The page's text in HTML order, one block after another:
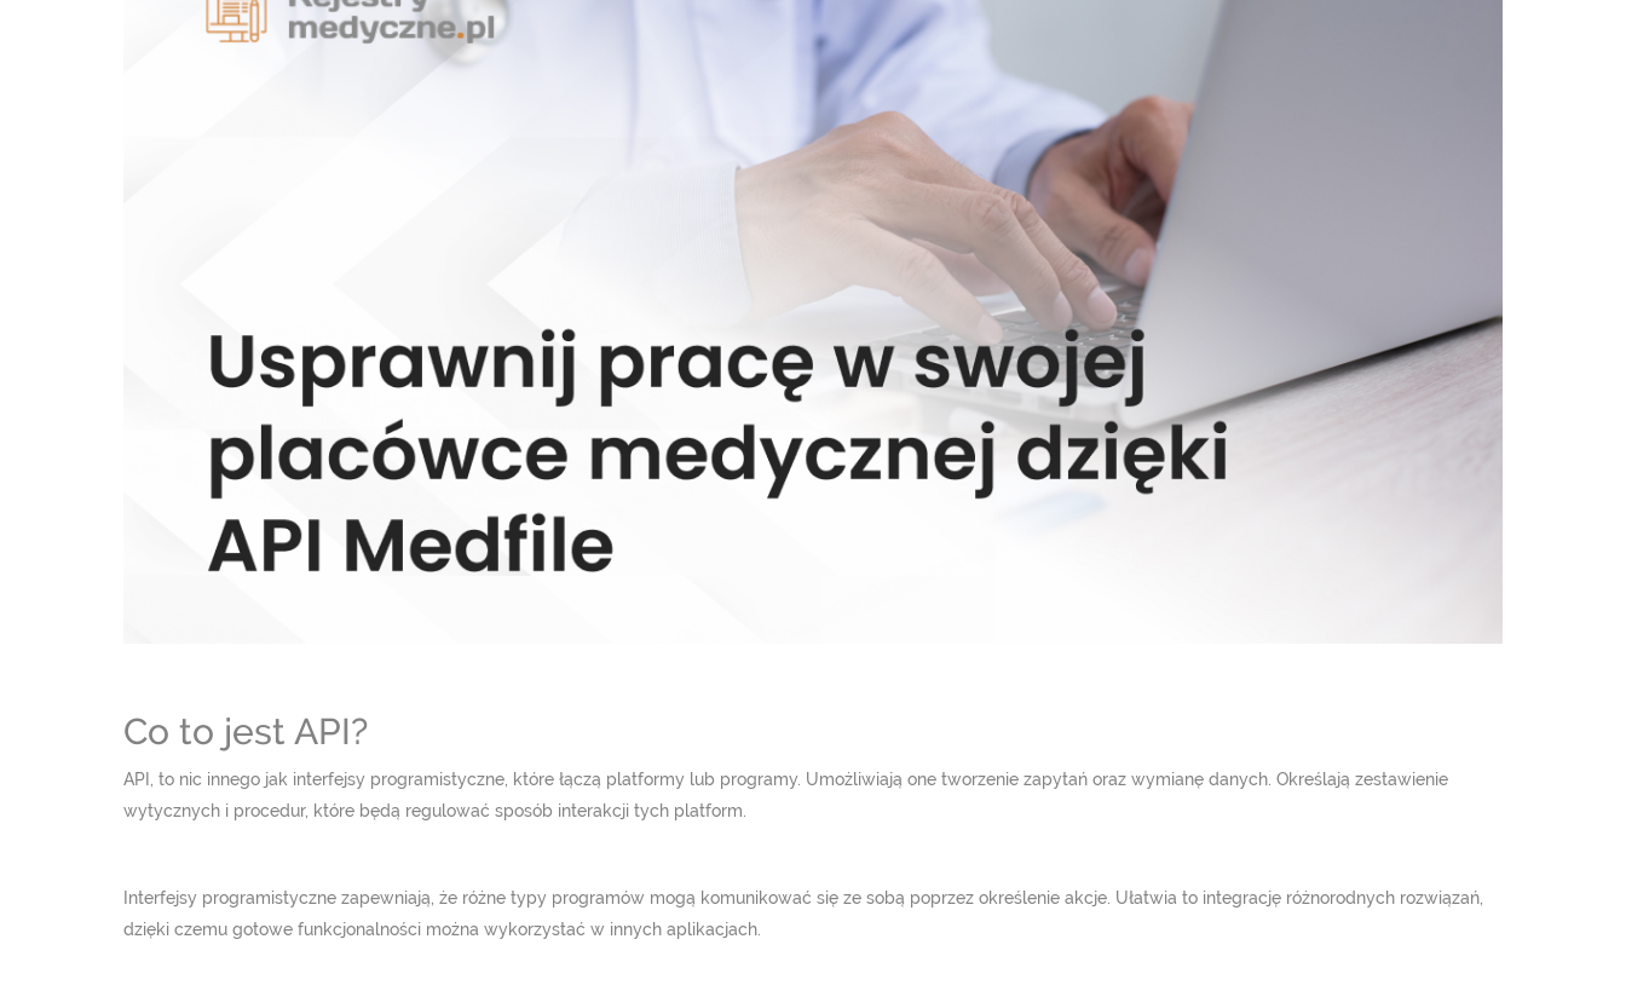
Co to jest API?
API, to nic innego jak interfejsy programistyczne, które łączą platformy lub programy. Umożliwiają one tworzenie zapytań oraz wymianę danych. Określają zestawienie
wytycznych i procedur, które będą regulować sposób interakcji tych platform.
Interfejsy programistyczne zapewniają, że różne typy programów mogą komunikować się ze sobą poprzez określenie akcje. Ułatwia to integrację różnorodnych rozwiązań,
dzięki czemu gotowe funkcjonalności można wykorzystać w innych aplikacjach.